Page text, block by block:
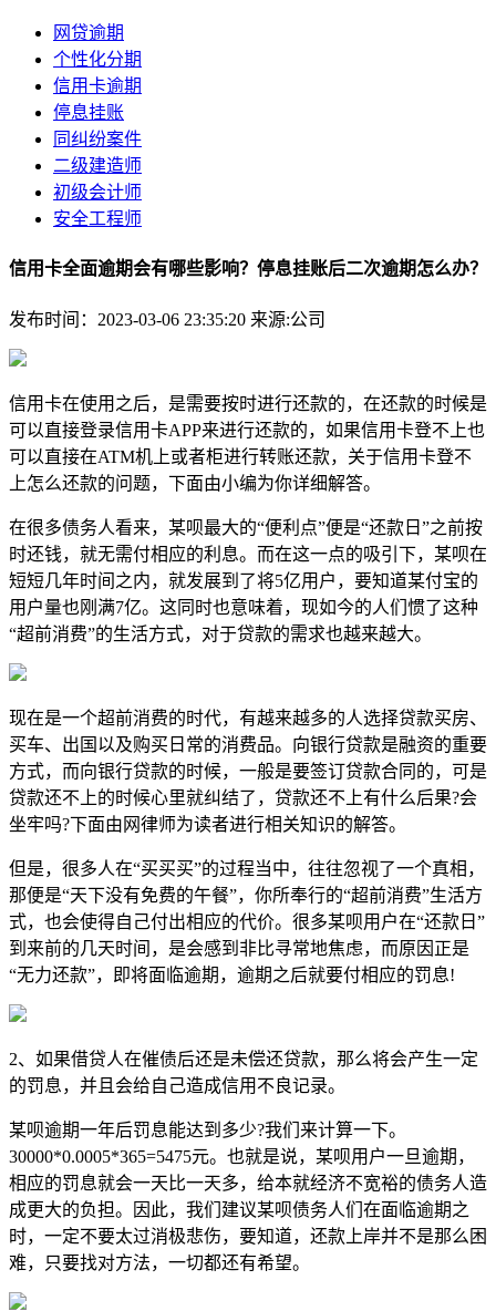
网贷逾期
个性化分期
信用卡逾期
停息挂账
同纠纷案件
二级建造师
初级会计师
安全工程师
信用卡全面逾期会有哪些影响？停息挂账后二次逾期怎么办？
发布时间：2023-03-06 23:35:20 来源:公司
信用卡在使用之后，是需要按时进行还款的，在还款的时候是
可以直接登录信用卡APP来进行还款的，如果信用卡登不上也
可以直接在ATM机上或者柜进行转账还款，关于信用卡登不
上怎么还款的问题，下面由小编为你详细解答。
在很多债务人看来，某呗最大的“便利点”便是“还款日”之前按
时还钱，就无需付相应的利息。而在这一点的吸引下，某呗在
短短几年时间之内，就发展到了将5亿用户，要知道某付宝的
用户量也刚满7亿。这同时也意味着，现如今的人们惯了这种
“超前消费”的生活方式，对于贷款的需求也越来越大。
​现在是一个超前消费的时代，有越来越多的人选择贷款买房、
买车、出国以及购买日常的消费品。向银行贷款是融资的重要
方式，而向银行贷款的时候，一般是要签订贷款合同的，可是
贷款还不上的时候心里就纠结了，贷款还不上有什么后果?会
坐牢吗?下面由网律师为读者进行相关知识的解答。
但是，很多人在“买买买”的过程当中，往往忽视了一个真相，
那便是“天下没有免费的午餐”，你所奉行的“超前消费”生活方
式，也会使得自己付出相应的代价。很多某呗用户在“还款日”
到来前的几天时间，是会感到非比寻常地焦虑，而原因正是
“无力还款”，即将面临逾期，逾期之后就要付相应的罚息!
2、如果借贷人在催债后还是未偿还贷款，那么将会产生一定
的罚息，并且会给自己造成信用不良记录。
某呗逾期一年后罚息能达到多少?我们来计算一下。
30000*0.0005*365=5475元。也就是说，某呗用户一旦逾期，
相应的罚息就会一天比一天多，给本就经济不宽裕的债务人造
成更大的负担。因此，我们建议某呗债务人们在面临逾期之
时，一定不要太过消极悲伤，要知道，还款上岸并不是那么困
难，只要找对方法，一切都还有希望。